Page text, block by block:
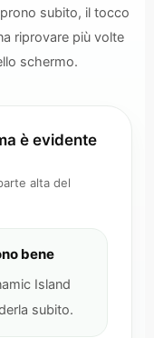
subito, il tocco
riprovare più volte
schermo.
è evidente
alta del
bene
Island
subito.